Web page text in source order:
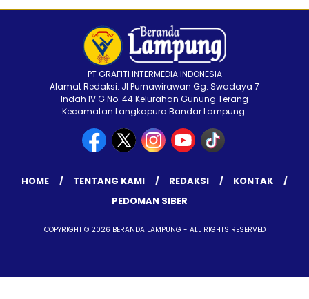
PT GRAFITI INTERMEDIA INDONESIA
Alamat Redaksi: Jl Purnawirawan Gg. Swadaya 7
Indah IV G No. 44 Kelurahan Gunung Terang
Kecamatan Langkapura Bandar Lampung.
HOME TENTANG KAMI REDAKSI
KONTAK
PEDOMAN SIBER
COPYRIGHT © 2026 BERANDA LAMPUNG - ALL RIGHTS RESERVED